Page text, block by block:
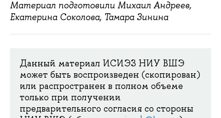
Материал подготовили Михаил Андреев,
Екатерина Соколова, Тамара Зинина
Данный материал ИСИЭЗ НИУ ВШЭ
может быть воспроизведен (скопирован)
или распространен в полном объеме
только при получении
предварительного согласия со стороны